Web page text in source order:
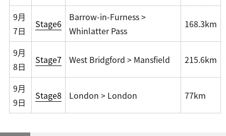
9月
7日
Stage6
Barrow-in-Furness >
Whinlatter Pass
168.3km
9月
8日
Stage7 West Bridgford > Mansfield 215.6km
9月
9日
Stage8 London > London 77km